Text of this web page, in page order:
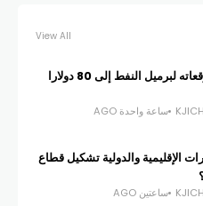
View All
سيتي بنك يرفع توقعاته لبرميل النفط إلى 80 دولارا
ساعة واحدة AGO
الإقليمية والدولية تشكيل قطاع
ساعتين AGO